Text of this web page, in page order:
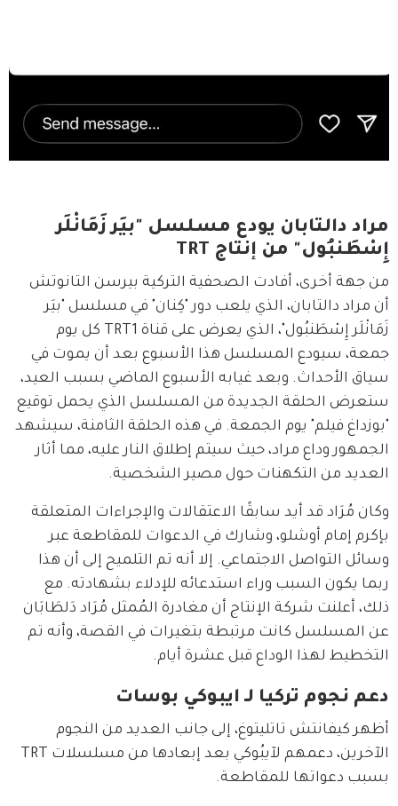
مراد دالتابان يودع مسلسل "بيَر زَمَانْلَر
إِسْطَنبُول" من إنتاج TRT
من جهة أخرى، أفادت الصحفية التركية بيرسن التانوتش
أن مراد دالتابان، الذي يلعب دور "كِنان" في مسلسل "بيَر
زَمَانْلَر إِسْطَنبُول"، الذي يعرض على قناة TRT1 كل يوم
جمعة، سيودع المسلسل هذا الأسبوع بعد أن يموت في
سياق الأحداث. وبعد غيابه الأسبوع الماضي بسبب العيد،
ستعرض الحلقة الجديدة من المسلسل الذي يحمل توقيع
"بوزداغ فيلم" يوم الجمعة. في هذه الحلقة الثامنة، سيشهد
الجمهور وداع مراد، حيث سيتم إطلاق النار عليه، مما أثار
العديد من التكهنات حول مصير الشخصية.
وكان مُرَاد قد أيد سابقًا الاعتقالات والإجراءات المتعلقة
بإكرم إمام أوشلو، وشارك في الدعوات للمقاطعة عبر
وسائل التواصل الاجتماعي. إلا أنه تم التلميح إلى أن هذا
ربما يكون السبب وراء استدعائه للإدلاء بشهادته. مع
ذلك، أعلنت شركة الإنتاج أن مغادرة المُمثل مُرَاد دَلطَابَان
عن المسلسل كانت مرتبطة بتغيرات في القصة، وأنه تم
التخطيط لهذا الوداع قبل عشرة أيام.
دعم نجوم تركيا لـ ايبوكي بوسات
أظهر كيفانتش تاتليتوغ، إلى جانب العديد من النجوم
بسبب دعواتها للمقاطعة.